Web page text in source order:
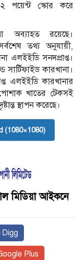
পয়েন্ট স্কোর করে
অব্যাহত রয়েছে।
সর্বশেষ তথ্য অনুযায়ী,
এলইইডি সনদপ্রাপ্ত।
সার্টিফাইড কারখানা।
এলইইডি কারখানার
খাতের টেকসই
স্থাপন করেছে।
(1080×1080)
মিডিয়া আইকনে
Digg
Plus